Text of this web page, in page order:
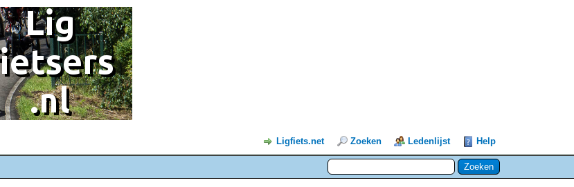
Ligfiets.net Zoeken Ledenlijst Help